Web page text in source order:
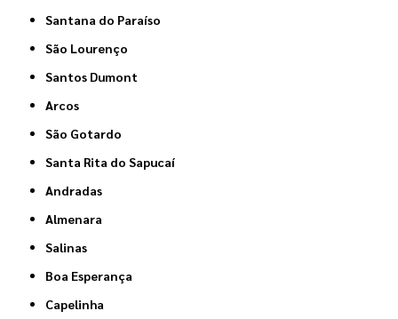
Santana do Paraíso
São Lourenço
Santos Dumont
Arcos
São Gotardo
Santa Rita do Sapucaí
Andradas
Almenara
Salinas
Boa Esperança
Capelinha